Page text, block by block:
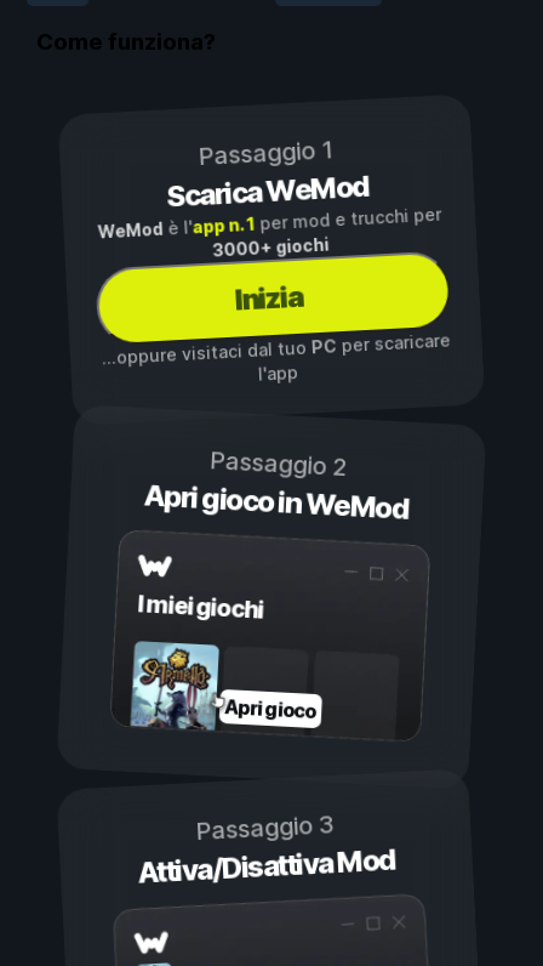
Come funziona?
Passaggio 1
Scarica WeMod
WeMod è l'app n. 1per mod e trucchi per
3000+ giochi
Inizia
...oppure visitaci dal tuoPC per scaricare
l'app
Passaggio 2
Apri gioco in WeMod
I miei giochi
Apri gioco
Passaggio 3
Attiva/Disattiva Mod